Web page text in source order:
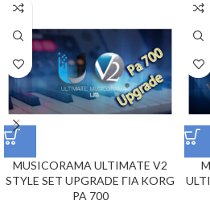
MUSICORAMA ULTIMATE V2
STYLE SET UPGRADE ΓΙΑ KORG
PA 700